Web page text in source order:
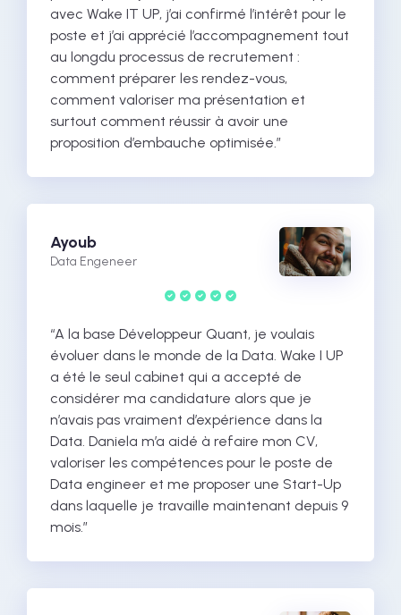
avec Wake IT UP, j’ai confirmé l’intérêt pour le
poste et j’ai apprécié l’accompagnement tout
au longdu processus de recrutement :
comment préparer les rendez-vous,
comment valoriser ma présentation et
surtout comment réussir à avoir une
proposition d’embauche optimisée.”
Ayoub
Data Engeneer
“A la base Développeur Quant, je voulais
évoluer dans le monde de la Data. Wake I UP
a été le seul cabinet qui a accepté de
considérer ma candidature alors que je
n’avais pas vraiment d’expérience dans la
Data. Daniela m’a aidé à refaire mon CV,
valoriser les compétences pour le poste de
Data engineer et me proposer une Start-Up
dans laquelle je travaille maintenant depuis 9
mois.”